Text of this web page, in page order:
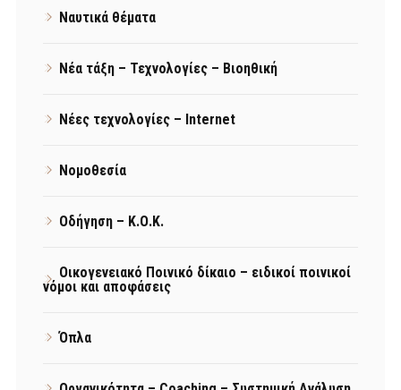
Ναυτικά θέματα
Νέα τάξη – Τεχνολογίες – Βιοηθική
Νέες τεχνολογίες – Internet
Νομοθεσία
Οδήγηση – Κ.Ο.Κ.
Οικογενειακό Ποινικό δίκαιο – ειδικοί ποινικοί
νόμοι και αποφάσεις
Όπλα